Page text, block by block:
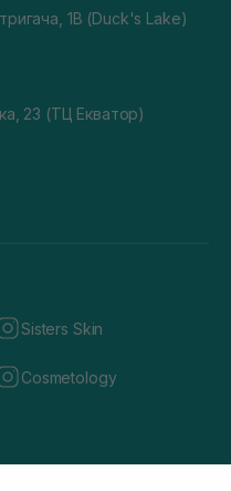
1В (Duck's Lake)
23 (ТЦ Екватор)
Sisters Skin
Cosmetology